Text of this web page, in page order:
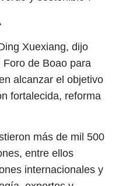
Xuexiang, dijo
de Boao para
alcanzar el objetivo
fortalecida, reforma
más de mil 500
entre ellos
internacionales y